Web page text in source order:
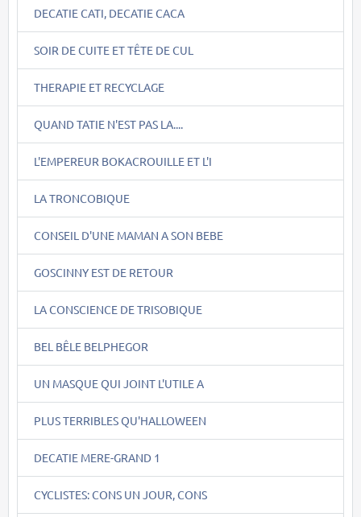
DECATIE CATI, DECATIE CACA
SOIR DE CUITE ET TÊTE DE CUL
THERAPIE ET RECYCLAGE
QUAND TATIE N'EST PAS LA....
L'EMPEREUR BOKACROUILLE ET L'I
LA TRONCOBIQUE
CONSEIL D'UNE MAMAN A SON BEBE
GOSCINNY EST DE RETOUR
LA CONSCIENCE DE TRISOBIQUE
BEL BÊLE BELPHEGOR
UN MASQUE QUI JOINT L'UTILE A
PLUS TERRIBLES QU'HALLOWEEN
DECATIE MERE-GRAND 1
CYCLISTES: CONS UN JOUR, CONS